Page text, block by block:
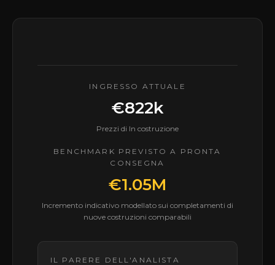
INGRESSO ATTUALE
€822k
Prezzi di In costruzione
BENCHMARK PREVISTO A PRONTA
CONSEGNA
€1.05M
Incremento indicativo modellato sui completamenti di
nuove costruzioni comparabili
IL PARERE DELL'ANALISTA